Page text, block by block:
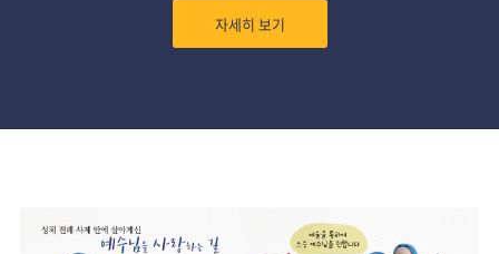
자세히 보기